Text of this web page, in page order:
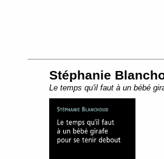
Stéphanie
Le temps qu'il faut à un bébé